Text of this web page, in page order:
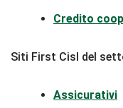
Credito
Siti First Cisl del
Assicurativi